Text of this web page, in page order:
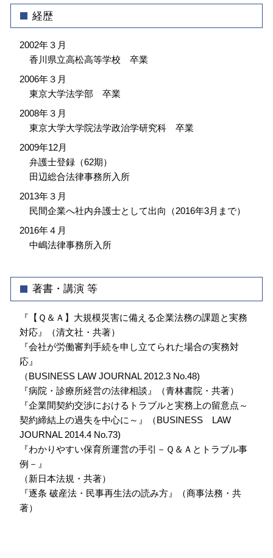
経歴
2002年３月
香川県立高松高等学校 卒業
2006年３月
東京大学法学部 卒業
2008年３月
東京大学大学院法学政治学研究科 卒業
2009年12月
弁護士登録（62期）
田辺総合法律事務所入所
2013年３月
民間企業へ社内弁護士として出向（2016年3月まで）
2016年４月
中嶋法律事務所入所
著書・講演 等
『【Ｑ＆Ａ】大規模災害に備える企業法務の課題と実務
対応』（清文社・共著）
『会社が労働審判手続を申し立てられた場合の実務対
応』
（BUSINESS LAW JOURNAL 2012.3 No.48)
『病院・診療所経営の法律相談』（青林書院・共著）
『企業間契約交渉におけるトラブルと実務上の留意点～
契約締結上の過失を中心に～』（BUSINESS LAW
JOURNAL 2014.4 No.73)
『わかりやすい保育所運営の手引－Ｑ＆Ａとトラブル事
例－』
（新日本法規・共著）
『逐条 破産法・民事再生法の読み方』（商事法務・共
著）